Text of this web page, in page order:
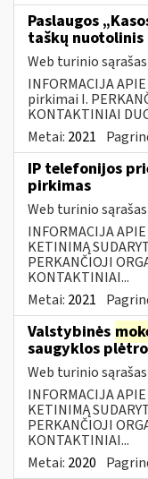
Paslaugos
taškų
Web turinio sąrašas
INFORMACIJA
pirkimai I.
KONTAKTINIAI
Metai: 2021
IP telefonijos
pirkimas
Web turinio sąrašas
INFORMACIJA
KETINIMĄ
PERKANČIOJI
KONTAKTINIAI...
Metai: 2021
Valstybinės
saugyklos
Web turinio sąrašas
INFORMACIJA
KETINIMĄ
PERKANČIOJI
KONTAKTINIAI...
Metai: 2020